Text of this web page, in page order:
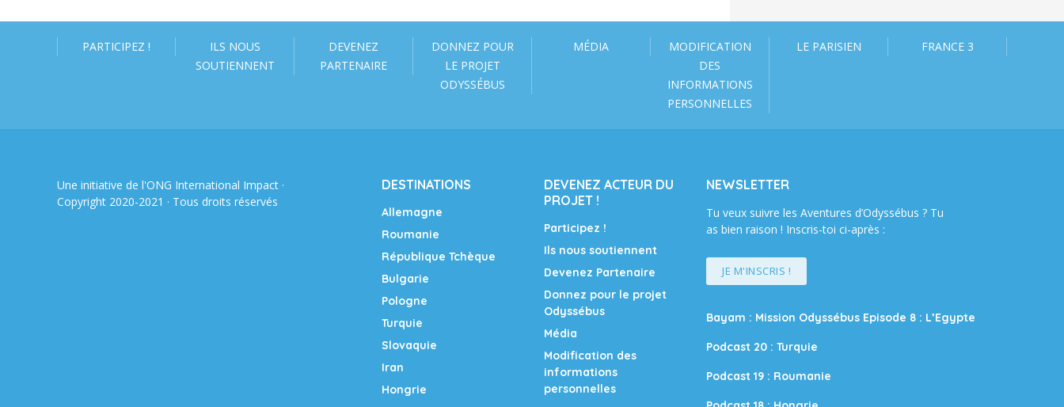
PARTICIPEZ !
ILS NOUS
SOUTIENNENT
DEVENEZ
PARTENAIRE
DONNEZ POUR
LE PROJET
ODYSSÉBUS
MÉDIA
MODIFICATION
DES
INFORMATIONS
PERSONNELLES
LE PARISIEN FRANCE 3
Une initiative de l'ONG International Impact ·
Copyright 2020-2021 · Tous droits réservés
DESTINATIONS
Allemagne
Roumanie
République Tchèque
Bulgarie
Pologne
Turquie
Slovaquie
Iran
Hongrie
DEVENEZ ACTEUR DU
PROJET !
Participez !
Ils nous soutiennent
Devenez Partenaire
Donnez pour le projet
Odyssébus
Média
Modification des
informations
personnelles
NEWSLETTER
Tu veux suivre les Aventures d’Odyssébus ? Tu
as bien raison ! Inscris-toi ci-après :
JE M'INSCRIS !
Bayam : Mission Odyssébus Episode 8 : L’Egypte
Podcast 20 : Turquie
Podcast 19 : Roumanie